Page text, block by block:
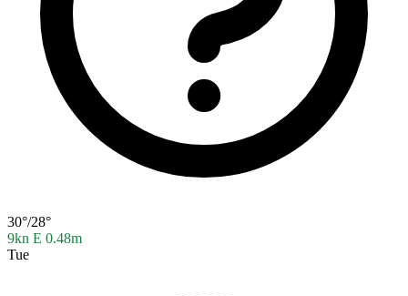
30°/28°
9kn E 0.48m
Tue